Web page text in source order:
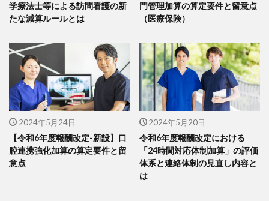
学療法士等による訪問看護の新
たな減算ルールとは
門管理加算の算定要件と留意点
（医療保険）
2024年5月24日
【令和6年度報酬改定-新設】口
腔連携強化加算の算定要件と留
意点
2024年5月20日
令和6年度報酬改定における
「24時間対応体制加算」の評価
体系と連絡体制の見直し内容と
は